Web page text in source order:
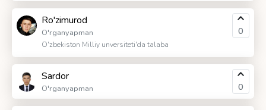
Ro'zimurod
O'rganyapman
O'zbekiston Milliy unversiteti'da talaba
0
Sardor
O'rganyapman 0